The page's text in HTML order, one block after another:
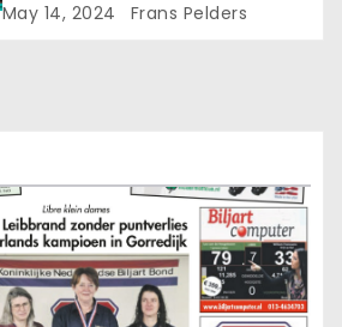
iemand het wil voortzetten’
May 14, 2024 Frans Pelders